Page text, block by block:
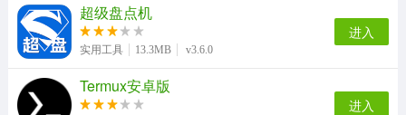
超级盘点机
实用工具 13.3MB v3.6.0
进入
Termux安卓版
进入